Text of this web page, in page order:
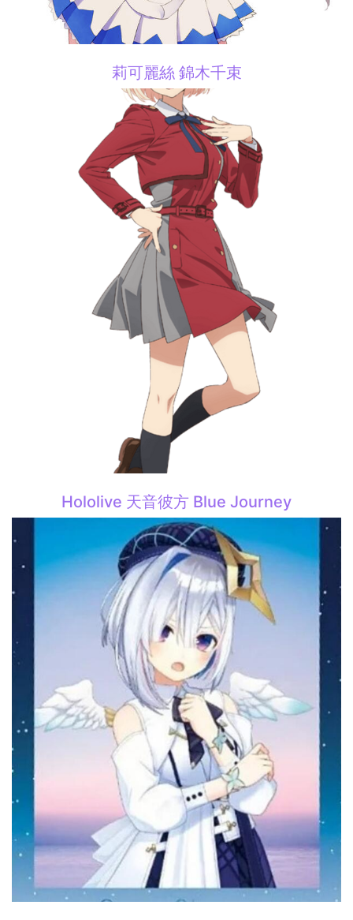
莉可麗絲 錦木千束
Hololive 天音彼方 Blue Journey